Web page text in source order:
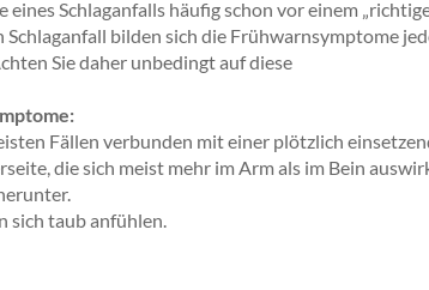
Schlaganfalls häufig schon vor einem
Schlaganfall bilden sich die Frühwarnsymptome
Sie daher unbedingt auf diese
Fällen verbunden mit einer plötzlich
die sich meist mehr im Arm als im Bein
sich taub anfühlen.